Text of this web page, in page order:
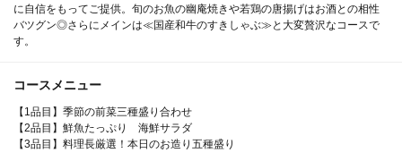
に自信をもってご提供。旬のお魚の幽庵焼きや若鶏の唐揚げはお酒との相性
バツグン◎さらにメインは≪国産和牛のすきしゃぶ≫と大変贅沢なコースで
す。
コースメニュー
【1品目】季節の前菜三種盛り合わせ
【2品目】鮮魚たっぷり 海鮮サラダ
【3品目】料理長厳選！本日のお造り五種盛り